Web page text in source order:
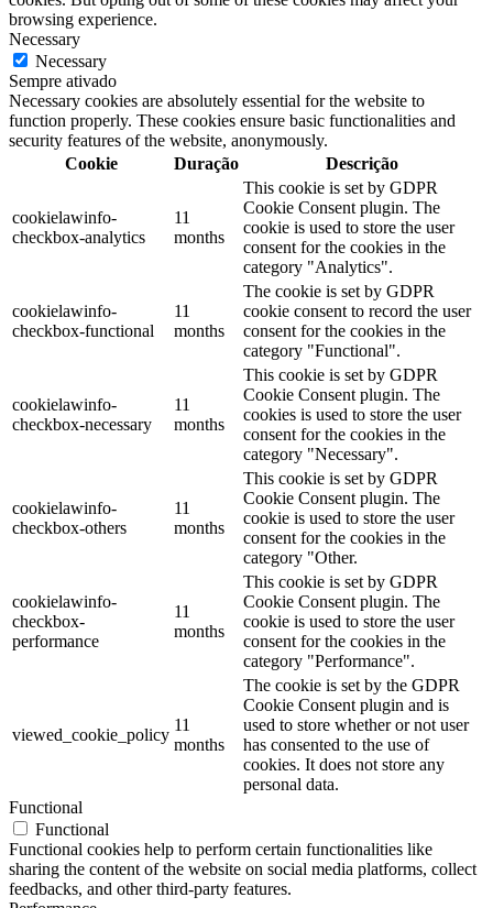
browsing experience.
Necessary
Necessary
Sempre ativado
Necessary cookies are absolutely essential for the website to
function properly. These cookies ensure basic functionalities and
security features of the website, anonymously.
Cookie
Duração Descrição
cookielawinfo-
checkbox-analytics
11
months
This cookie is set by GDPR
Cookie Consent plugin. The
cookie is used to store the user
consent for the cookies in the
category "Analytics".
cookielawinfo-
checkbox-functional
11
months
The cookie is set by GDPR
cookie consent to record the user
consent for the cookies in the
category "Functional".
cookielawinfo-
checkbox-necessary
11
months
This cookie is set by GDPR
Cookie Consent plugin. The
cookies is used to store the user
consent for the cookies in the
category "Necessary".
cookielawinfo-
checkbox-others
11
months
This cookie is set by GDPR
Cookie Consent plugin. The
cookie is used to store the user
consent for the cookies in the
category "Other.
cookielawinfo-
checkbox-
performance
11
months
This cookie is set by GDPR
Cookie Consent plugin. The
cookie is used to store the user
consent for the cookies in the
category "Performance".
viewed_cookie_policy
11
months
The cookie is set by the GDPR
Cookie Consent plugin and is
used to store whether or not user
has consented to the use of
cookies. It does not store any
personal data.
Functional
Functional
Functional cookies help to perform certain functionalities like
sharing the content of the website on social media platforms, collect
feedbacks, and other third-party features.